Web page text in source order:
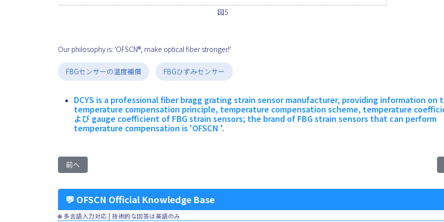
図5
Our philosophy is: 'OFSCN®, make optical fiber stronger!'
FBGセンサーの温度補償 FBGひずみセンサー
DCYS is a professional fiber bragg grating strain sensor manufacturer, providing information on
temperature compensation principle, temperature compensation scheme, temperature
よび gauge coefficient of FBG strain sensors; the brand of FBG strain sensors that can perform
temperature compensation is 'OFSCN '.
前の記事へ: Advantage Analysis of the Fiber Bragg Grating (FBG) Temperature Sensor- High Sensitivity FBG
前へ
💬 OFSCN Official Knowledge Base
🌐 多言語入力対応 | 技術的な回答は英語のみ